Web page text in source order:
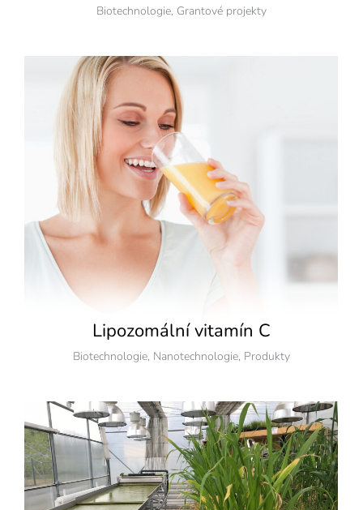
Biotechnologie, Grantové projekty
Lipozomální vitamín C
Biotechnologie, Nanotechnologie, Produkty